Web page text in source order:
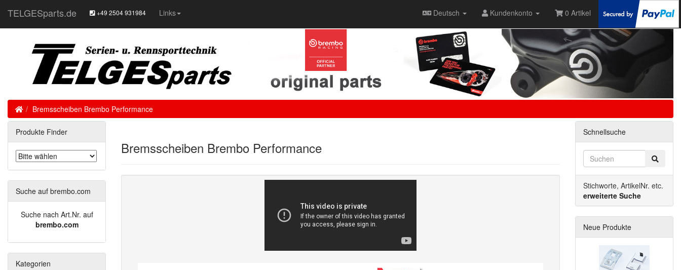
TELGESparts.de +49 2504 931984 Links Deutsch Kundenkonto 0 Artikel
HomeBremsscheiben Brembo Performance
Bremsscheiben Brembo Performance
Produkte Finder
Suche auf brembo.com
Suche nach Art.Nr. auf
brembo.com
Kategorien
Schnellsuche
Stichworte, ArtikelNr. etc.
erweiterte Suche
Neue Produkte